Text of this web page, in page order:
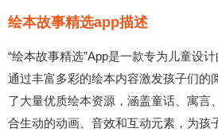
绘本故事精选app描述
“绘本故事精选”App是一款专为儿童设
通过丰富多彩的绘本内容激发孩子们的
了大量优质绘本资源，涵盖童话、寓言
合生动的动画、音效和互动元素，为孩